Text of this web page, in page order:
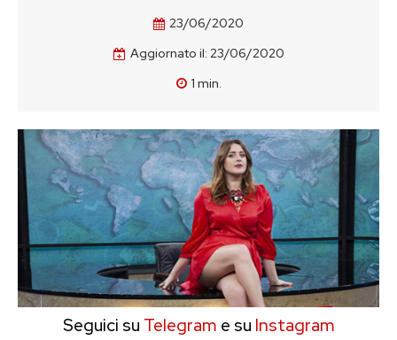
23/06/2020
Aggiornato il: 23/06/2020
1 min.
Seguici su Telegram e su Instagram